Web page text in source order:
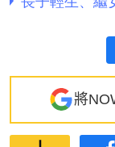
將